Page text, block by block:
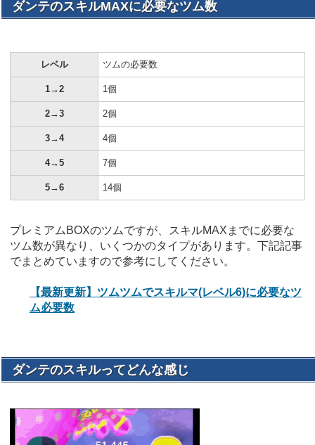
ダンテのスキルMAXに必要なツム数
レベル ツムの必要数
1→2 1個
2→3 2個
3→4 4個
4→5 7個
5→6 14個
プレミアムBOXのツムですが、スキルMAXまでに必要な
ツム数が異なり、いくつかのタイプがあります。下記記事
でまとめていますので参考にしてください。
【最新更新】ツムツムでスキルマ(レベル6)に必要なツ
ム必要数
ダンテのスキルってどんな感じ